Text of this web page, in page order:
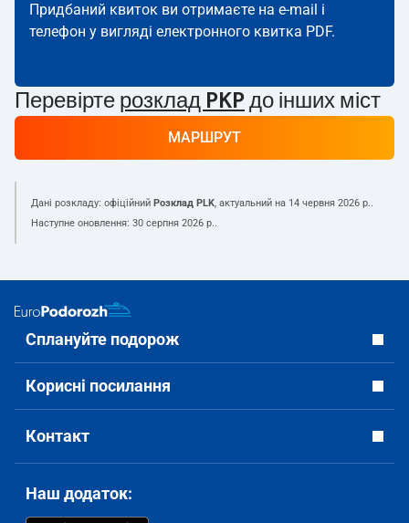
Придбаний квиток ви отримаєте на e-mail і
телефон у вигляді електронного квитка PDF.
Перевірте розклад PKP до інших міст
МАРШРУТ
Дані розкладу: офіційний Розклад PLK, актуальний на 14 червня 2026 р..
Наступне оновлення: 30 серпня 2026 р..
Сплануйте подорож
Корисні посилання
Контакт
Наш додаток: